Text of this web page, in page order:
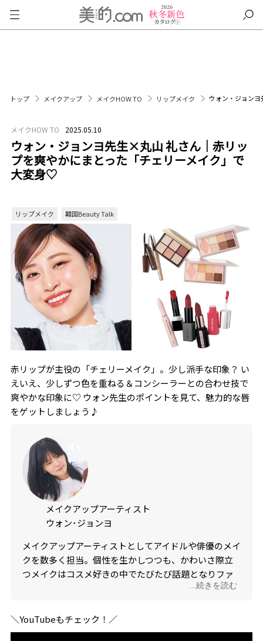
トップ メイクアップ メイクHOW TO リップメイク ウォン・ジョン
メイクHOW TO 2025.05.10
ウォン・ジョンヨ先生×丸山 礼さん｜赤リッ
プを爽やかにまとった「チェリーメイク」で
大変身♡
リップメイク 韓国Beauty Talk
赤リップが主役の「チェリーメイク」。少し派手な印象？ い
えいえ、少しずつ色を重ねる＆コンシーラーとの合わせ技で
爽やかな印象に♡ ウォン先生のポイントを見て、魅力的な唇
をゲットしましょう♪
メイクアップアーティスト
ウォン･ジョンヨ
メイクアップアーティストとしてアイドルや俳優のメイ
クを数多く担当。個性を生かしつつも、かわいさ際立
つメイクはコスメ好きの中でたびたび話題となりファ
...続きを読む
＼YouTubeもチェック！／